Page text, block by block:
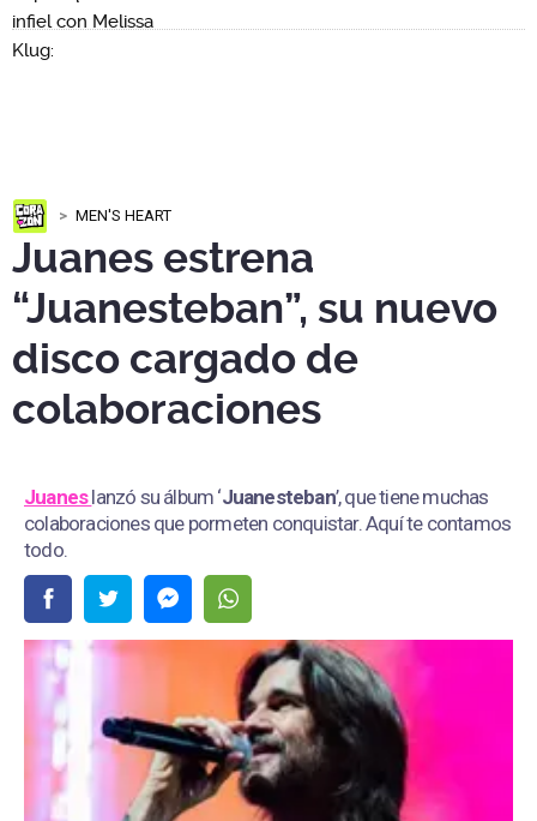
MEN'S HEART
Juanes estrena
“Juanesteban”, su nuevo
disco cargado de
colaboraciones
Juaneslanzó su álbum ‘Juanesteban’, que tiene muchas
colaboraciones que pormeten conquistar. Aquí te contamos
todo.